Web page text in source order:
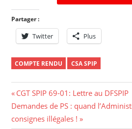
Partager :
Twitter Plus
COMPTE RENDU CSA SPIP
CGT SPIP 69-01: Lettre au DFSPIP
Demandes de PS : quand
consignes illégales !